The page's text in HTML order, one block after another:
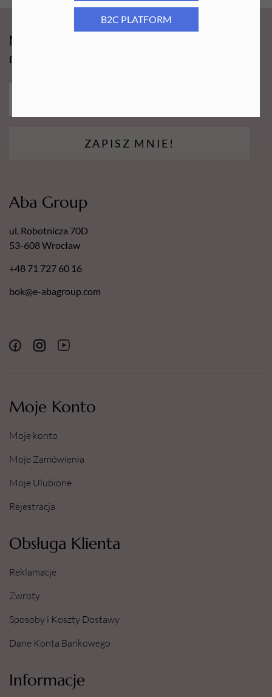
B2C PLATFORM
Newsy Aba Group!
Bądź na bieżąco i łap promocję tylko dla subskrybentów!
ZAPISZ MNIE!
Moje Konto
Moje konto
Moje Zamówienia
Moje Ulubione
Rejestracja
Obsługa Klienta
Reklamacje
Zwroty
Sposoby i Koszty Dostawy
Dane Konta Bankowego
Informacje
Aba Group
ul. Robotnicza 70D
53-608 Wrocław
+48 71 727 60 16
bok@e-abagroup.com